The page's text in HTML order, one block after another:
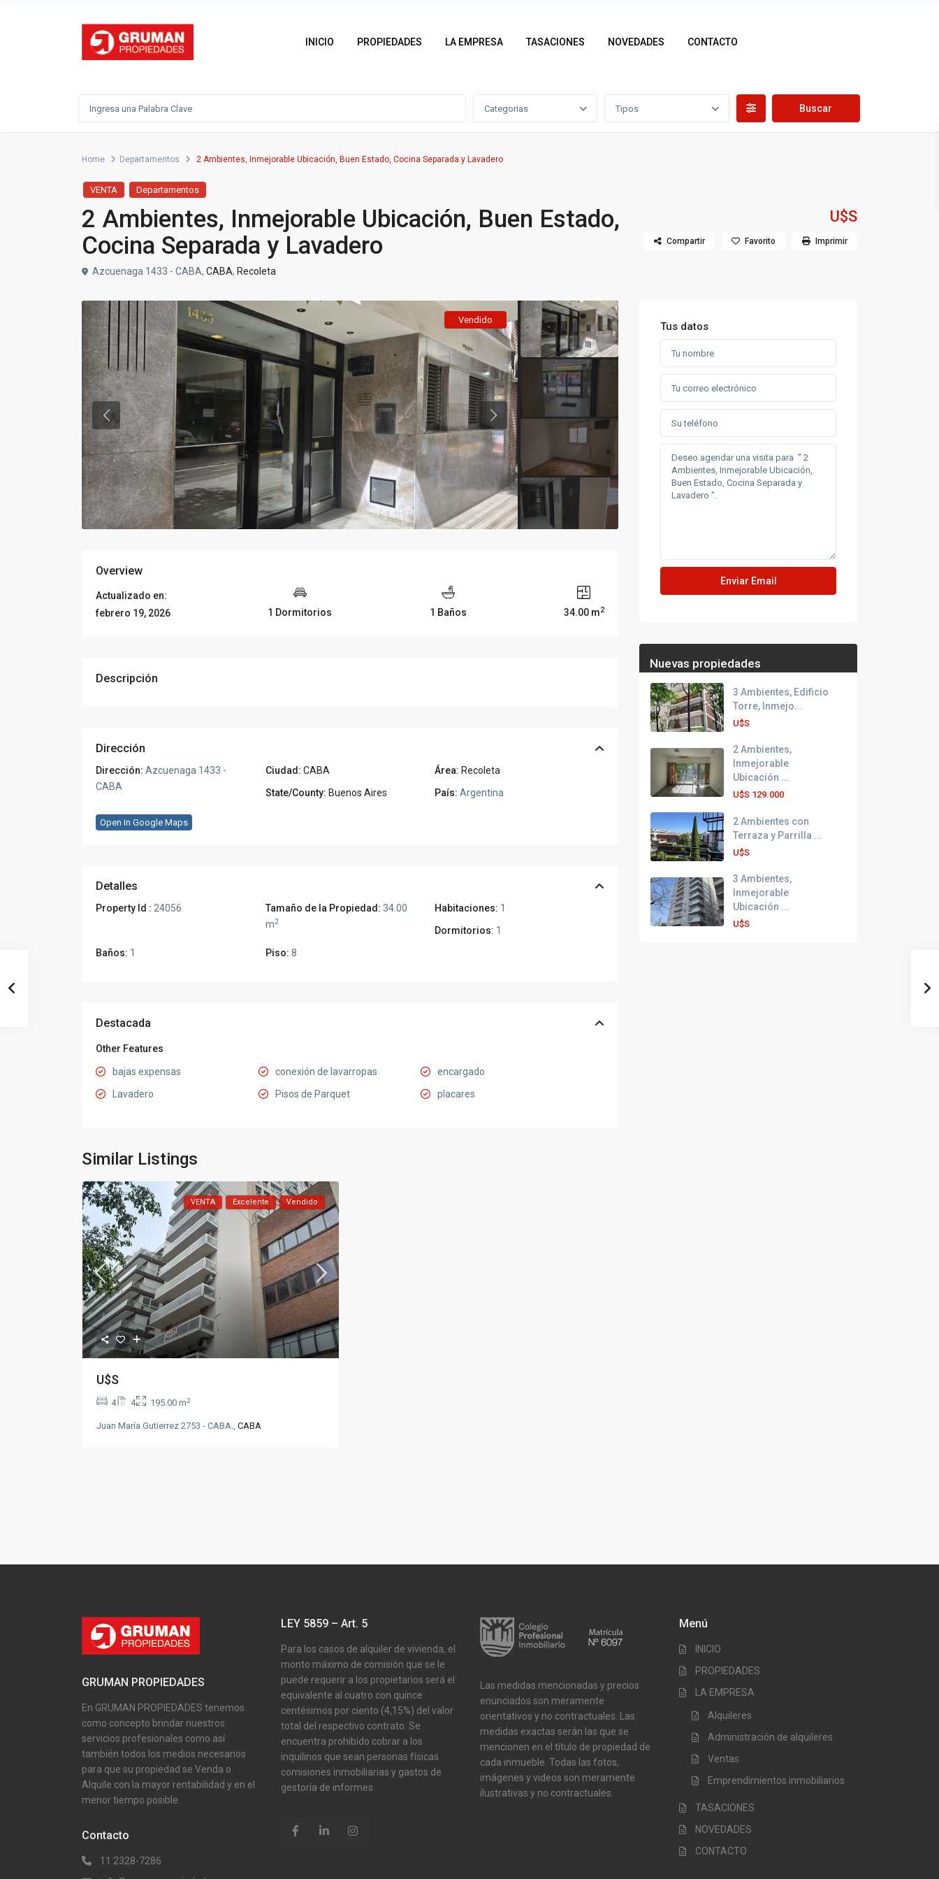
INICIO PROPIEDADES LA EMPRESA TASACIONES NOVEDADES CONTACTO
Categorias Tipos
Home Departamentos 2 Ambientes, Inmejorable Ubicación, Buen Estado, Cocina Separada y Lavadero
VENTA Departamentos
2 Ambientes, Inmejorable Ubicación, Buen Estado,
Cocina Separada y Lavadero
U$S
Azcuenaga 1433 - CABA, CABA, Recoleta
Compartir Favorito Imprimir
Vendido
Overview
Actualizado en:
febrero 19, 2026
1 Dormitorios 1 Baños 34.00 m2
Descripción
Dirección
Dirección: Azcuenaga 1433 -
CABA
Ciudad: CABA Área: Recoleta
State/County: Buenos Aires País: Argentina
Open In Google Maps
Detalles
Property Id : 24056 Tamaño de la Propiedad: 34.00
m2
Habitaciones: 1
Dormitorios: 1
Baños: 1 Piso: 8
Destacada
Other Features
bajas expensas conexión de lavarropas
encargado
Lavadero
Pisos de Parquet placares
Similar Listings
VENTA Excelente Vendido
U$S
4 4 195.00 m2
Juan María Gutierrez 2753 - CABA., CABA
Tus datos
Nuevas propiedades
3 Ambientes, Edificio
Torre, Inmejo...
U$S
2 Ambientes,
Inmejorable
Ubicación ...
U$S 129.000
2 Ambientes con
Terraza y Parrilla ...
U$S
3 Ambientes,
Inmejorable
Ubicación ...
U$S
GRUMAN PROPIEDADES
En GRUMAN PROPIEDADES tenemos
como concepto brindar nuestros
servicios profesionales como así
también todos los medios necesarios
para que su propiedad se Venda o
Alquile con la mayor rentabilidad y en el
menor tiempo posible.
Contacto
11 2328-7286
LEY 5859 – Art. 5
Para los casos de alquiler de vivienda, el
monto máximo de comisión que se le
puede requerir a los propietarios será el
equivalente al cuatro con quince
centésimos por ciento (4,15%) del valor
total del respectivo contrato. Se
encuentra prohibido cobrar a los
inquilinos que sean personas físicas
comisiones inmobiliarias y gastos de
gestoría de informes.
Las medidas mencionadas y precios
enunciados son meramente
orientativos y no contractuales. Las
medidas exactas serán las que se
mencionen en el título de propiedad de
cada inmueble. Todas las fotos,
imágenes y videos son meramente
ilustrativas y no contractuales.
Menú
INICIO
PROPIEDADES
LA EMPRESA
Alquileres
Administración de alquileres
Ventas
Emprendimientos inmobiliarios
TASACIONES
NOVEDADES
CONTACTO